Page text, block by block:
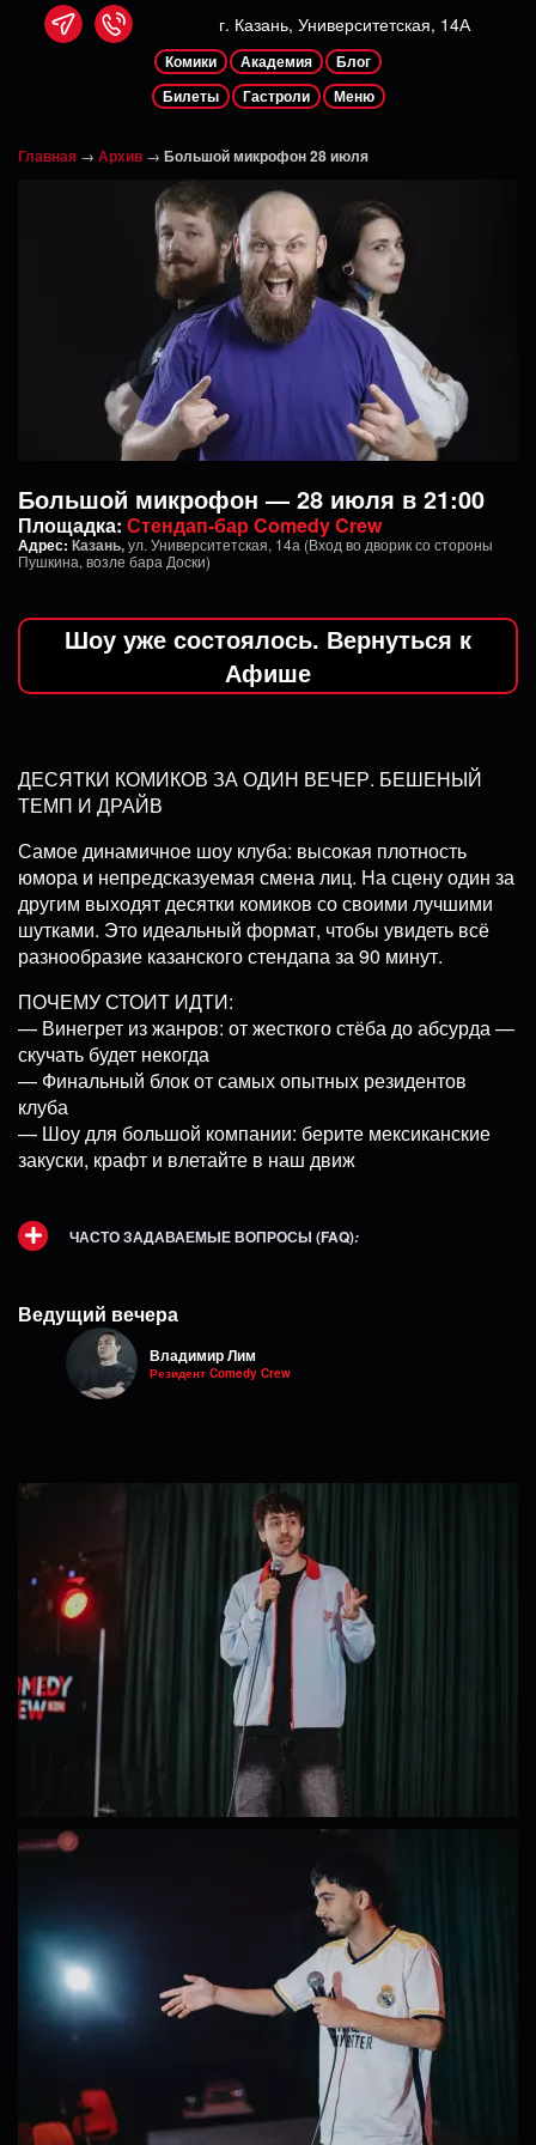
г. Казань, Университетская, 14А
Комики Академия
Блог
Билеты
Гастроли Меню
Главная → Архив → Большой микрофон 28 июля
Большой микрофон — 28 июля в 21:00
Площадка: Стендап-бар Comedy Crew
Адрес: Казань,ул. Университетская, 14а (Вход во дворик со стороны
Пушкина, возле бара Доски)
Шоу уже состоялось. Вернуться к
Афише
ДЕСЯТКИ КОМИКОВ ЗА ОДИН ВЕЧЕР. БЕШЕНЫЙ
ТЕМП И ДРАЙВ
Самое динамичное шоу клуба: высокая плотность
юмора и непредсказуемая смена лиц. На сцену один за
другим выходят десятки комиков со своими лучшими
шутками. Это идеальный формат, чтобы увидеть всё
разнообразие казанского стендапа за 90 минут.
ПОЧЕМУ СТОИТ ИДТИ:
— Винегрет из жанров: от жесткого стёба до абсурда —
скучать будет некогда
— Финальный блок от самых опытных резидентов
клуба
— Шоу для большой компании: берите мексиканские
закуски, крафт и влетайте в наш движ
ЧАСТО ЗАДАВАЕМЫЕ ВОПРОСЫ (FAQ):
Ведущий вечера
Владимир Лим
Резидент Comedy Crew